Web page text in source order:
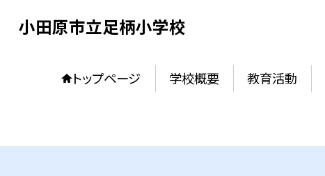
小田原市立足柄小学校
トップページ 学校概要 教育活動